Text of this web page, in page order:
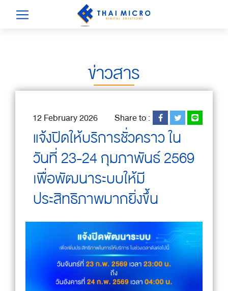
ข่าวสาร
12 February 2026 Share to :
แจ้งปิดให้บริการชั่วคราว ใน
วันที่ 23-24 กุมภาพันธ์ 2569
เพื่อพัฒนาระบบให้มี
ประสิทธิภาพมากยิ่งขึ้น